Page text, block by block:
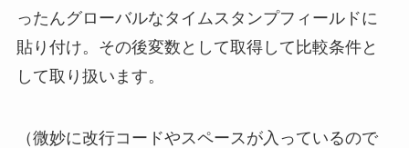
ったんグローバルなタイムスタンプフィールドに
貼り付け。その後変数として取得して比較条件と
して取り扱います。
（微妙に改行コードやスペースが入っているので